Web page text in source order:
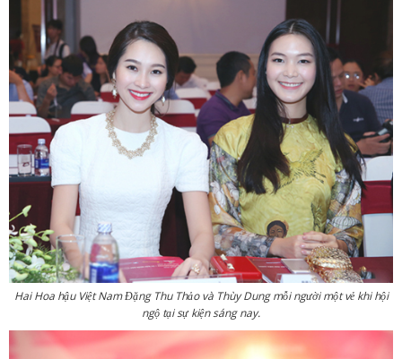
Hai Hoa hậu Việt Nam Đặng Thu Thảo và Thùy Dung mỗi người một vẻ khi hội
ngộ tại sự kiện sáng nay.